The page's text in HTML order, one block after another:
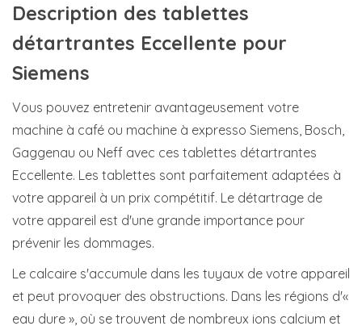
Description des tablettes
détartrantes Eccellente pour
Siemens
Vous pouvez entretenir avantageusement votre
machine à café ou machine à expresso Siemens, Bosch,
Gaggenau ou Neff avec ces tablettes détartrantes
Eccellente. Les tablettes sont parfaitement adaptées à
votre appareil à un prix compétitif. Le détartrage de
votre appareil est d'une grande importance pour
prévenir les dommages.
Le calcaire s'accumule dans les tuyaux de votre appareil
et peut provoquer des obstructions. Dans les régions d'«
eau dure », où se trouvent de nombreux ions calcium et